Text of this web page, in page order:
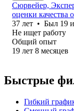
Сюрвейер,
оценки качества
37 лет • Был 19
Не ищет работу
Общий опыт
19 лет 8 месяцев
Быстрые
Гибкий